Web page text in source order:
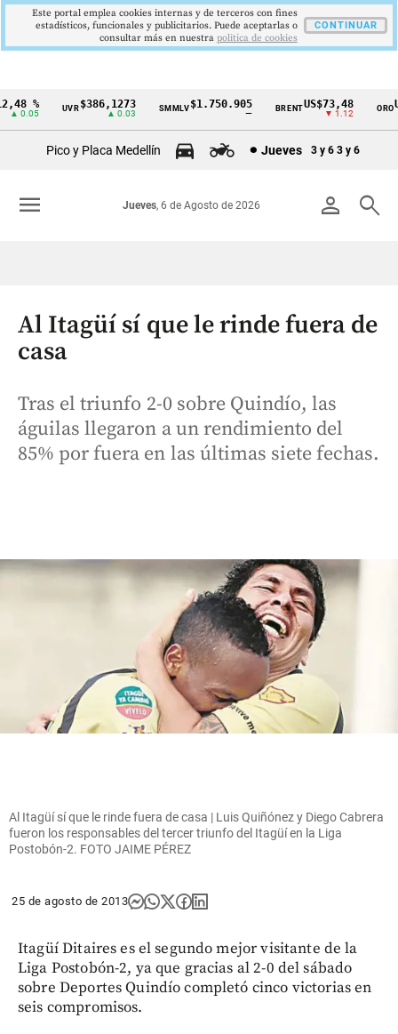
Cintillo
Colombia
%
0.05
UVR$386,1273
▲ 0.03
SMMLV$1.750.905 BRENTUS$73,48
▼ 1.12
ORO
Pico y Placa Medellín Jueves 3 y 6 3 y 6
person search
Jueves, 6 de Agosto de 2026
menu
Al Itagüí sí que le rinde fuera de
casa
Tras el triunfo 2-0 sobre Quindío, las
águilas llegaron a un rendimiento del
85% por fuera en las últimas siete fechas.
Al Itagüí sí que le rinde fuera de casa | Luis Quiñónez y Diego Cabrera
fueron los responsables del tercer triunfo del Itagüí en la Liga
Postobón-2. FOTO JAIME PÉREZ
25 de agosto de 2013
Itagüí Ditaires es el segundo mejor visitante de la
Liga Postobón-2, ya que gracias al 2-0 del sábado
sobre Deportes Quindío completó cinco victorias en
seis compromisos.
Este portal emplea cookies internas y de terceros con fines
estadísticos, funcionales y publicitarios. Puede aceptarlas o
consultar más en nuestra politica de cookies
CONTINUAR